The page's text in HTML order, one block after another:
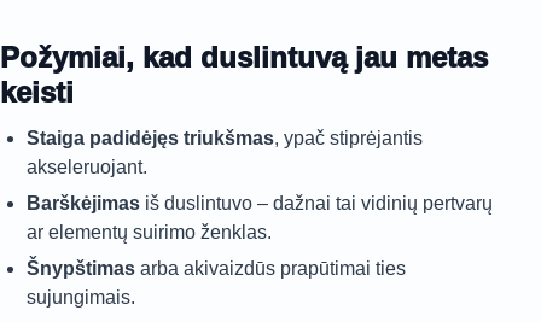
Požymiai, kad duslintuvą jau metas
keisti
Staiga padidėjęs triukšmas, ypač stiprėjantis
akseleruojant.
Barškėjimas iš duslintuvo – dažnai tai vidinių pertvarų
ar elementų suirimo ženklas.
Šnypštimas arba akivaizdūs prapūtimai ties
sujungimais.